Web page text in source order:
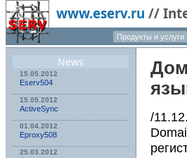
www.eserv.ru //
Продукты и услуги
News
15.05.2012
Eserv504
15.05.2012
ActiveSync
01.04.2012
Eproxy508
25.03.2012
/